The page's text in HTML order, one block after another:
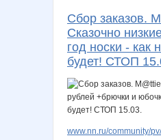
Сбор заказов.
Сказочно
год носки - как
будет! СТОП
www.nn.ru/community/